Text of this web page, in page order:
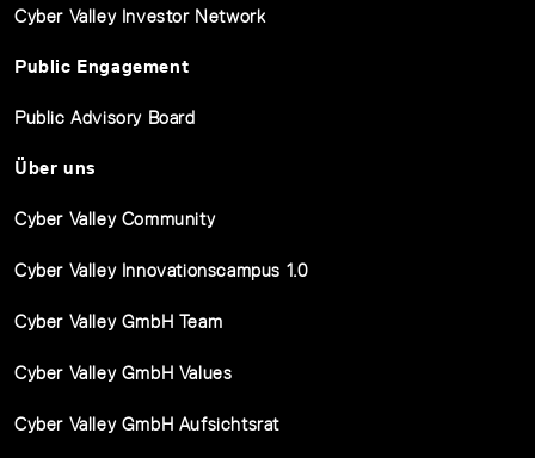
Cyber Valley Investor Network
Public Engagement
Public Advisory Board
Über uns
Cyber Valley Community
Cyber Valley Innovationscampus 1.0
Cyber Valley GmbH Team
Cyber Valley GmbH Values
Cyber Valley GmbH Aufsichtsrat